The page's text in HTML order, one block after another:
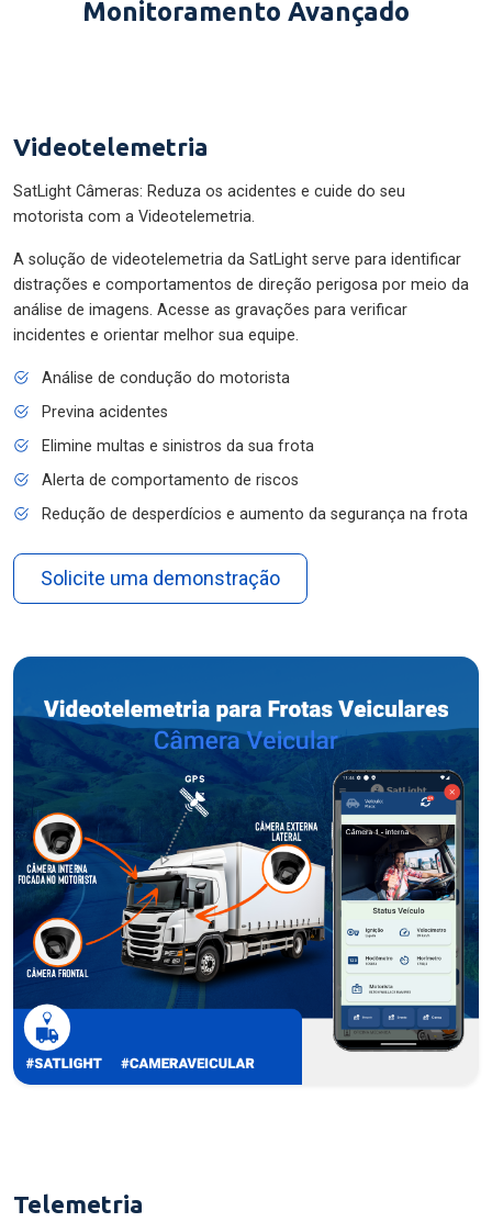
Monitoramento Avançado
Videotelemetria
SatLight Câmeras: Reduza os acidentes e cuide do seu
motorista com a Videotelemetria.
A solução de videotelemetria da SatLight serve para identificar
distrações e comportamentos de direção perigosa por meio da
análise de imagens. Acesse as gravações para verificar
incidentes e orientar melhor sua equipe.
Análise de condução do motorista
Previna acidentes
Elimine multas e sinistros da sua frota
Alerta de comportamento de riscos
Redução de desperdícios e aumento da segurança na frota
Solicite uma demonstração
Telemetria